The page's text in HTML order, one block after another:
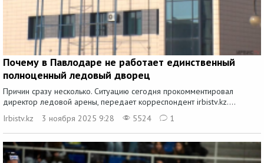
Почему в Павлодаре не работает единственный
полноценный ледовый дворец
Причин сразу несколько. Ситуацию сегодня прокомментировал
директор ледовой арены, передает корреспондент irbistv.kz....
Irbistv.kz
3 ноября 2025 9:28 5524 1